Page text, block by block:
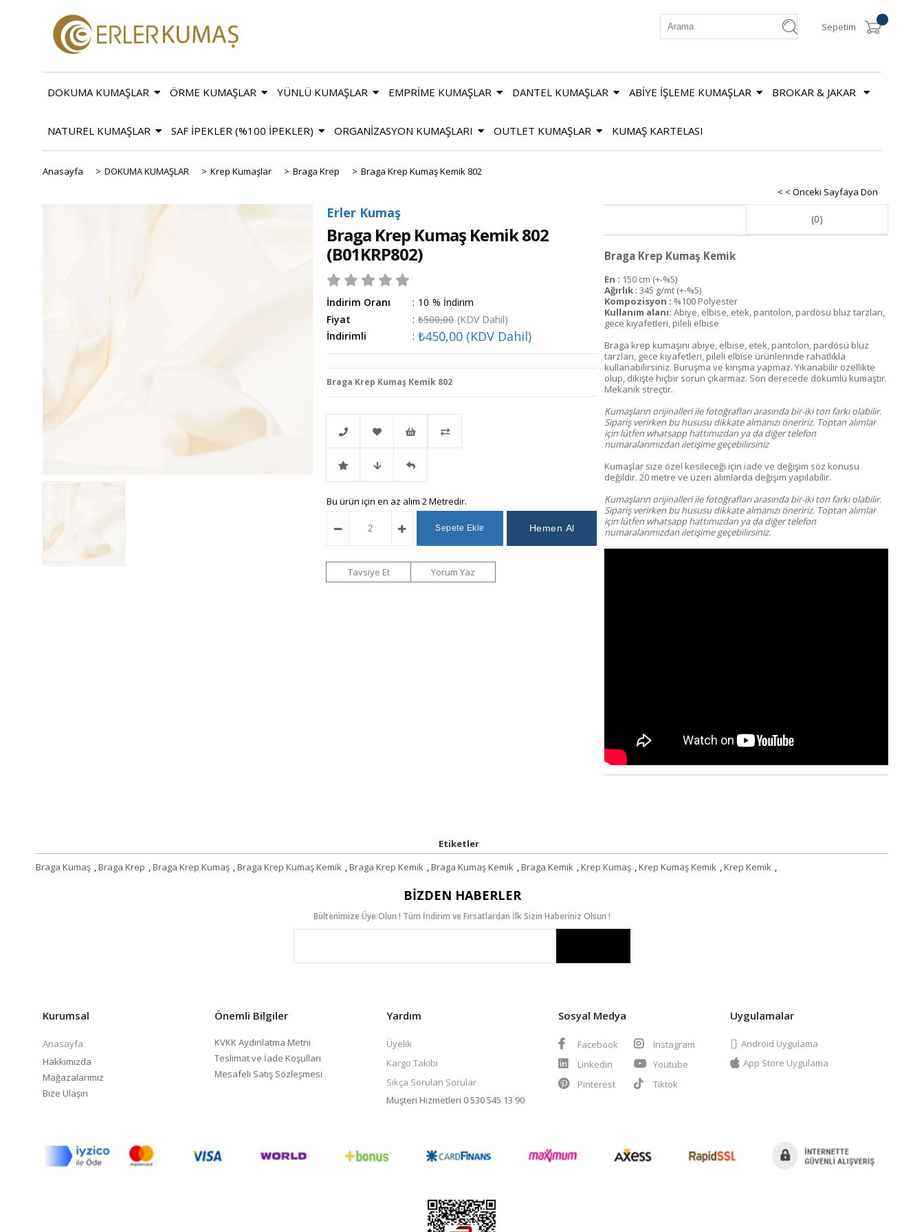
Sepetim
DOKUMA KUMAŞLAR ÖRME KUMAŞLAR YÜNLÜ KUMAŞLAR EMPRİME KUMAŞLAR DANTEL KUMAŞLAR ABİYE İŞLEME KUMAŞLAR BROKAR & JAKAR
NATUREL KUMAŞLAR SAF İPEKLER (%100 İPEKLER) ORGANİZASYON KUMAŞLARI OUTLET KUMAŞLAR KUMAŞ KARTELASI
Anasayfa > DOKUMA KUMAŞLAR > Krep Kumaşlar > Braga Krep > Braga Krep Kumaş Kemik 802
< < Önceki Sayfaya Dön
Erler Kumaş
Braga Krep Kumaş Kemik 802
(B01KRP802)
İndirim Oranı : %
10
İndirim
Fiyat
: ₺500,00 (KDV Dahil)
İndirimli
: ₺450,00 (KDV Dahil)
Braga Krep Kumaş Kemik 802
Telefonla
Sipariş
Favorilere
Ekle
İstek
Listeme
Ekle
İndirimli Fiyat
Düşünce
Haber
Gelince
Haber
Bu ürün için en az alım 2 Metredir.
Tavsiye Et Yorum Yaz
(0)
Braga Krep Kumaş Kemik
En : 150 cm (+-%5)
Ağırlık : 345 g/mt (+-%5)
Kompozisyon : %100 Polyester
Kullanım alanı: Abiye, elbise, etek, pantolon, pardösü bluz tarzları,
gece kıyafetleri, pileli elbise
Braga krep kumaşını abiye, elbise, etek, pantolon, pardösü bluz
tarzları, gece kıyafetleri, pileli elbise ürünlerinde rahatlıkla
kullanabilirsiniz. Buruşma ve kırışma yapmaz. Yıkanabilir özellikte
olup, dikişte hiçbir sorun çıkarmaz. Son derecede dökümlü kumaştır.
Mekanik streçtir.
Kumaşların orijinalleri ile fotoğrafları arasında bir-iki ton farkı olabilir.
Sipariş verirken bu hususu dikkate almanızı öneririz. Toptan alımlar
için lütfen whatsapp hattımızdan ya da diğer telefon
numaralarımızdan iletişime geçebilirsiniz
Kumaşlar size özel kesileceği için iade ve değişim söz konusu
değildir. 20 metre ve üzeri alımlarda değişim yapılabilir.
Kumaşların orijinalleri ile fotoğrafları arasında bir-iki ton farkı olabilir.
Sipariş verirken bu hususu dikkate almanızı öneririz. Toptan alımlar
için lütfen whatsapp hattımızdan ya da diğer telefon
numaralarımızdan iletişime geçebilirsiniz.
Etiketler
Braga Kumaş ,Braga Krep ,Braga Krep Kumaş ,Braga Krep Kumaş Kemik ,Braga Krep Kemik ,Braga Kumaş Kemik ,Braga Kemik ,Krep Kumaş ,Krep Kumaş Kemik ,Krep Kemik ,
BIZDEN HABERLER
Bültenimize Üye Olun ! Tüm İndirim ve Fırsatlardan İlk Sizin Haberiniz Olsun !
Kurumsal
Anasayfa
Hakkımızda
Mağazalarımız
Bize Ulaşın
Önemli Bilgiler
KVKK Aydınlatma Metni
Teslimat ve İade Koşulları
Mesafeli Satış Sözleşmesi
Yardım
Üyelik
Kargo Takibi
Sıkça Sorulan Sorular
Müşteri Hizmetleri 0 530 545 13 90
Sosyal Medya
Facebook
Instagram
Linkedin
Youtube
Pinterest
Tiktok
Uygulamalar
Android Uygulama
App Store Uygulama